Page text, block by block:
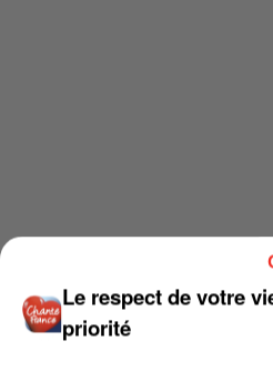
Le respect de votre
priorité